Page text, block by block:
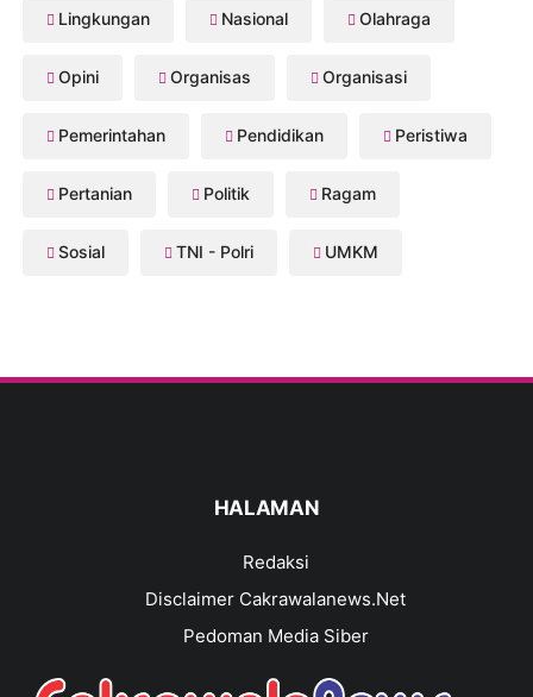
Lingkungan Nasional Olahraga
Opini Organisas Organisasi
Pemerintahan Pendidikan Peristiwa
Pertanian Politik Ragam
Sosial TNI - Polri UMKM
HALAMAN
Redaksi
Disclaimer Cakrawalanews.Net
Pedoman Media Siber